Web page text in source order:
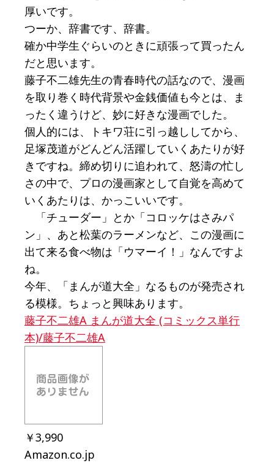
厚いです。
つーか、辞書です、辞書。
確か中学生ぐらいのときに頑張って買ったん
だと思います。
藤子不二雄先生の青春時代の話なので、漫画
を取り巻く時代背景や金銭価値も今とは、ま
ったく違うけど、妙に好きな漫画でした。
個人的には、トキワ荘に引っ越ししてから、
足塚茂道がどんどん活躍していくあたりが好
きですね。締め切りに追われて、怒濤の忙し
さの中で、プロの漫画家として自覚を高めて
いくあたりは、かっこいいです。
「チューダー」とか「コロッケはさみパ
ン」、あと松葉のラーメンなど、この漫画に
出て来る食べ物は「ウマーイ！」なんですよ
ね。
今年、「まんが道大全」なるものが発売され
る模様。ちょっと興味あります。
藤子不二雄A まんが道大全 (コミックス単行
本)/藤子不二雄A
￥3,990
Amazon.co.jp